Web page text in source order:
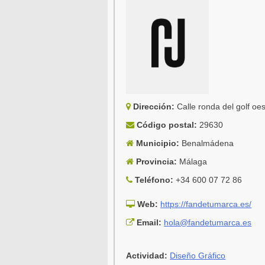
Dirección: Calle ronda del golf
Código postal: 29630
Municipio: Benalmádena
Provincia: Málaga
Teléfono: +34 600 07 72 86
Web: https://fandetumarca.es/
Email: hola@fandetumarca.es
Actividad: Diseño Gráfico